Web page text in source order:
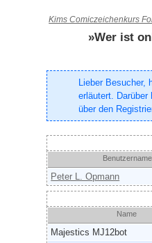
Kims Comiczeichenkurs
»Wer ist
Lieber Besucher,
erläutert.
über den
Benutzername
Peter L. Opmann
Name
Majestics MJ12bot